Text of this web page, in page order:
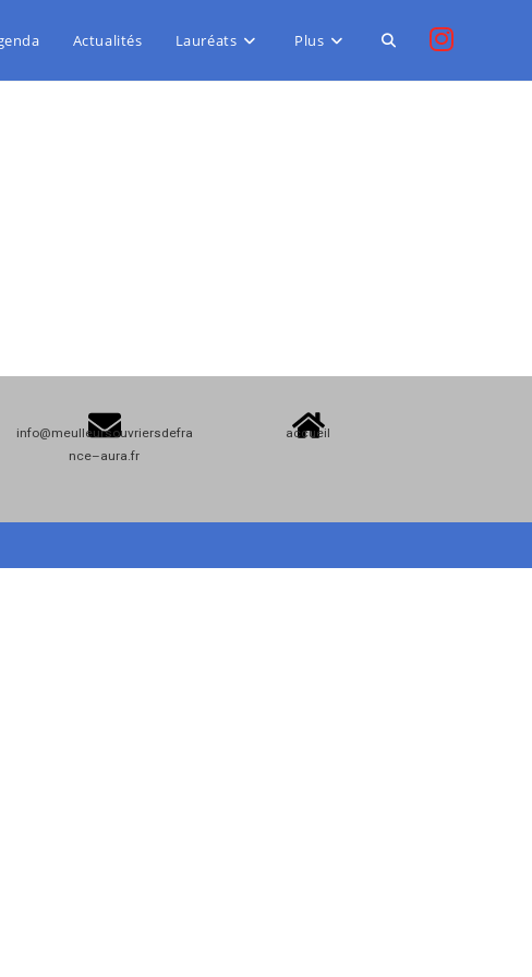
Actualités Lauréats Plus
info@meulleursouvriersdefra
nce–aura.fr
accueil